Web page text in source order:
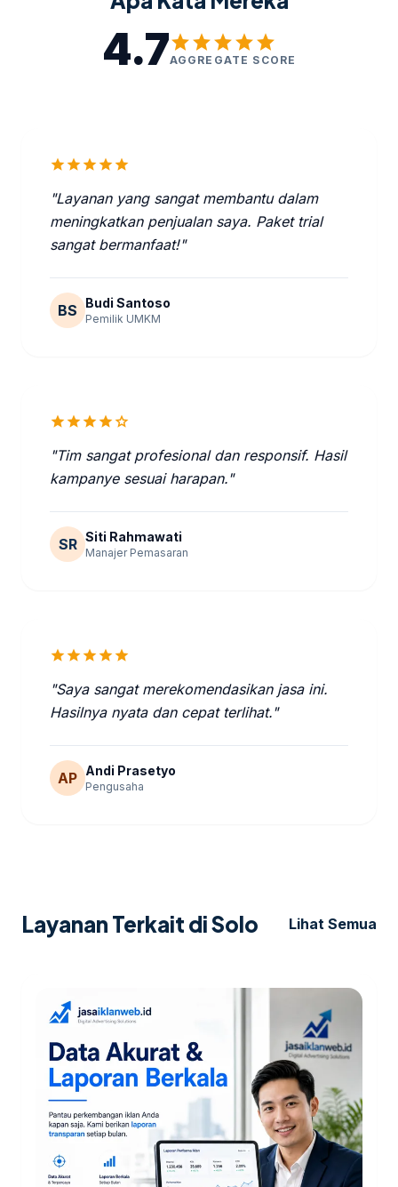
4.7starstarstarstarstar
AGGREGATE SCORE
starstarstarstarstar
"Layanan yang sangat membantu dalam
meningkatkan penjualan saya. Paket trial
sangat bermanfaat!"
BS Budi Santoso
Pemilik UMKM
starstarstarstarstar
"Tim sangat profesional dan responsif. Hasil
kampanye sesuai harapan."
SR Siti Rahmawati
Manajer Pemasaran
starstarstarstarstar
"Saya sangat merekomendasikan jasa ini.
Hasilnya nyata dan cepat terlihat."
AP Andi Prasetyo
Pengusaha
Layanan Terkait di Solo Lihat Semua